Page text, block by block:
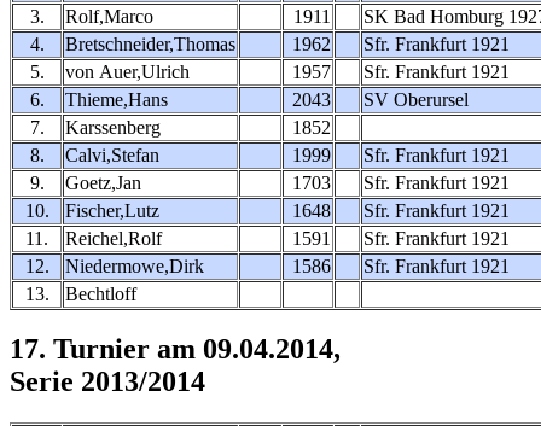
3.
Rolf,Marco 1911
SK Bad Homburg
4.
Bretschneider,Thomas 1962
Sfr. Frankfurt 1921
5.
von Auer,Ulrich 1957
Sfr. Frankfurt 1921
6.
Thieme,Hans 2043
SV Oberursel
7.
Karssenberg
1852
8.
Calvi,Stefan 1999
Sfr. Frankfurt 1921
9.
Goetz,Jan 1703
Sfr. Frankfurt 1921
10.
Fischer,Lutz 1648
Sfr. Frankfurt 1921
11.
Reichel,Rolf 1591
Sfr. Frankfurt 1921
12.
Niedermowe,Dirk 1586
Sfr. Frankfurt 1921
13.
Bechtloff
17. Turnier am 09.04.2014,
Serie 2013/2014